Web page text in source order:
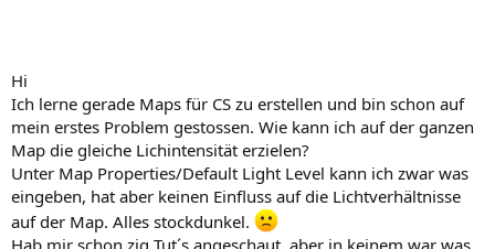
Hi
Ich lerne gerade Maps für CS zu erstellen und bin schon auf
mein erstes Problem gestossen. Wie kann ich auf der ganzen
Map die gleiche Lichintensität erzielen?
Unter Map Properties/Default Light Level kann ich zwar was
eingeben, hat aber keinen Einfluss auf die Lichtverhältnisse
auf der Map. Alles stockdunkel.
Hab mir schon zig Tut´s angeschaut, aber in keinem war was